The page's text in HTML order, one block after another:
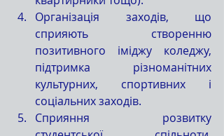
Організація заходів, що
сприяють створенню
позитивного іміджу коледжу,
підтримка різноманітних
культурних, спортивних і
соціальних заходів.
Сприяння розвитку